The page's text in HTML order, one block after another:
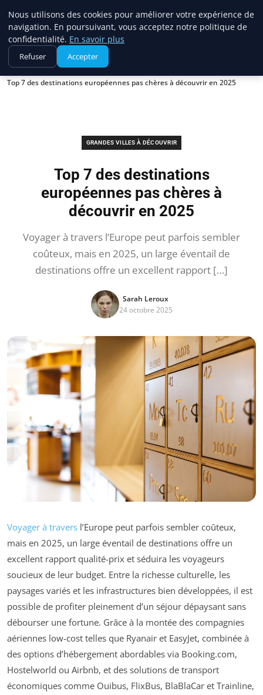
France Evasion
Top 7 des destinations européennes pas chères à découvrir en 2025
GRANDES VILLES À DÉCOUVRIR
Top 7 des destinations
européennes pas chères à
découvrir en 2025
Voyager à travers l’Europe peut parfois sembler
coûteux, mais en 2025, un large éventail de
destinations offre un excellent rapport […]
Sarah Leroux
24 octobre 2025
Voyager à travers l’Europe peut parfois sembler coûteux,
mais en 2025, un large éventail de destinations offre un
excellent rapport qualité-prix et séduira les voyageurs
soucieux de leur budget. Entre la richesse culturelle, les
paysages variés et les infrastructures bien développées, il est
possible de profiter pleinement d’un séjour dépaysant sans
débourser une fortune. Grâce à la montée des compagnies
aériennes low-cost telles que Ryanair et EasyJet, combinée à
des options d’hébergement abordables via Booking.com,
Hostelworld ou Airbnb, et des solutions de transport
économiques comme Ouibus, FlixBus, BlaBlaCar et Trainline,
Nous utilisons des cookies pour améliorer votre expérience de
navigation. En poursuivant, vous acceptez notre politique de
confidentialité. En savoir plus
Refuser Accepter